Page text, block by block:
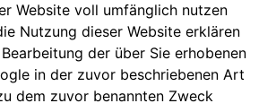
Website voll umfänglich nutzen
Nutzung dieser Website erklären
der über Sie erhobenen
in der zuvor beschriebenen Art
dem zuvor benannten Zweck